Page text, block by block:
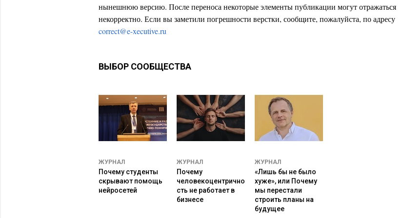
программистов, снимает проценты с премии.Естественно, расчетные цифры в таблицах
для всех будут свои. У кого-то принят высокий уровень фиксированной платы и
невысокие премии, у кого-то премия составляет существенную часть оплаты труда.
вычислить соотношения процентов от ошибок и сроков.
нынешнюю версию. После переноса некоторые элементы публикации могут отражаться
некорректно. Если вы заметили погрешности верстки, сообщите, пожалуйста, по адресу
correct@e-xecutive.ru
ВЫБОР СООБЩЕСТВА
ЖУРНАЛ
Почему студенты
скрывают помощь
нейросетей
ЖУРНАЛ
Почему
человекоцентрично
сть не работает в
бизнесе
ЖУРНАЛ
«Лишь бы не было
хуже», или Почему
мы перестали
строить планы на
будущее